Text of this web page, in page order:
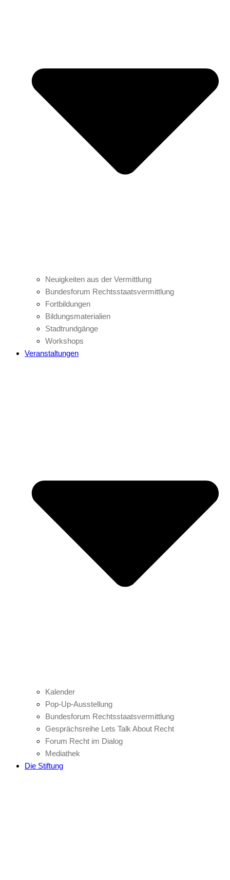
Neuigkeiten aus der Vermittlung
Bundesforum Rechtsstaatsvermittlung
Fortbildungen
Bildungsmaterialien
Stadtrundgänge
Workshops
Veranstaltungen
Kalender
Pop-Up-Ausstellung
Bundesforum Rechtsstaatsvermittlung
Gesprächsreihe Lets Talk About Recht
Forum Recht im Dialog
Mediathek
Die Stiftung